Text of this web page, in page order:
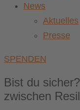
News
Aktuelles
Presse
SPENDEN
Bist du
zwischen